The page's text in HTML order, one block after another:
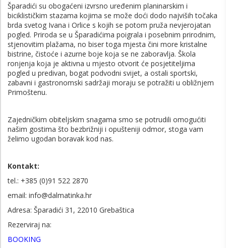
Šparadići su obogaćeni izvrsno uređenim planinarskim i
biciklističkim stazama kojima se može doći dodo najviših točaka
brda svetog Ivana i Orlice s kojih se potom pruža nevjerojatan
pogled. Priroda se u Šparadićima poigrala i posebnim prirodnim,
stjenovitim plažama, no biser toga mjesta čini more kristalne
bistrine, čistoće i azurne boje koja se ne zaboravlja. Škola
ronjenja koja je aktivna u mjesto otvorit će posjetiteljima
pogled u predivan, bogat podvodni svijet, a ostali sportski,
zabavni i gastronomski sadržaji moraju se potražiti u obližnjem
Primoštenu.
Zajedničkim obiteljskim snagama smo se potrudili omogućiti
našim gostima što bezbrižniji i opušteniji odmor, stoga vam
želimo ugodan boravak kod nas.
Kontakt:
tel.: +385 (0)91 522 2870
email: info@dalmatinka.hr
Adresa: Šparadići 31, 22010 Grebaštica
Rezerviraj na:
BOOKING